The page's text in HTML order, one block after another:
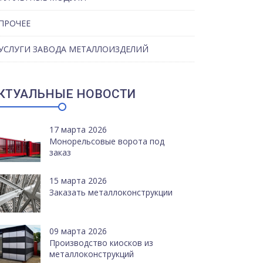
ЗАВОДА МЕТАЛЛОИЗДЕЛИЙ
НОВОСТИ
17 марта 2026
Монорельсовые ворота под
заказ
15 марта 2026
Заказать металлоконструкции
09 марта 2026
Производство киосков из
металлоконструкций